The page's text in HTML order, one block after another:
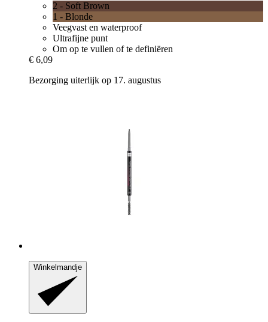
2 - Soft Brown
1 - Blonde
Veegvast en waterproof
Ultrafijne punt
Om op te vullen of te definiëren
€ 6,09
Bezorging uiterlijk op 17. augustus
Winkelmandje